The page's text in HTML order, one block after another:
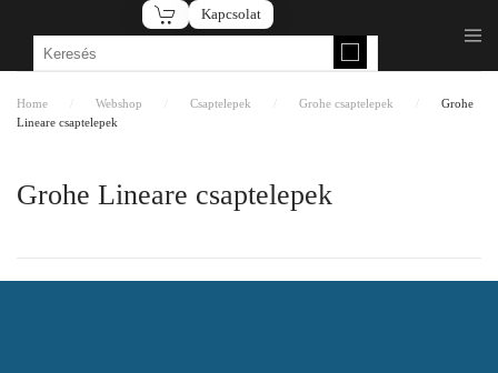
Fő tartalom átugrása
Kapcsolat
Home Webshop Csaptelepek Grohe csaptelepek
Grohe
Lineare csaptelepek
Grohe Lineare csaptelepek